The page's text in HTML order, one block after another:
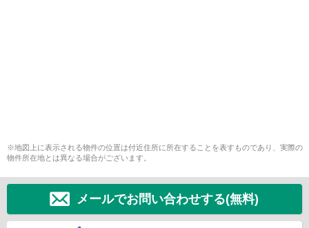
※地図上に表示される物件の位置は付近住所に所在することを表すものであり、実際の
物件所在地とは異なる場合がございます。
メールでお問い合わせする(無料)